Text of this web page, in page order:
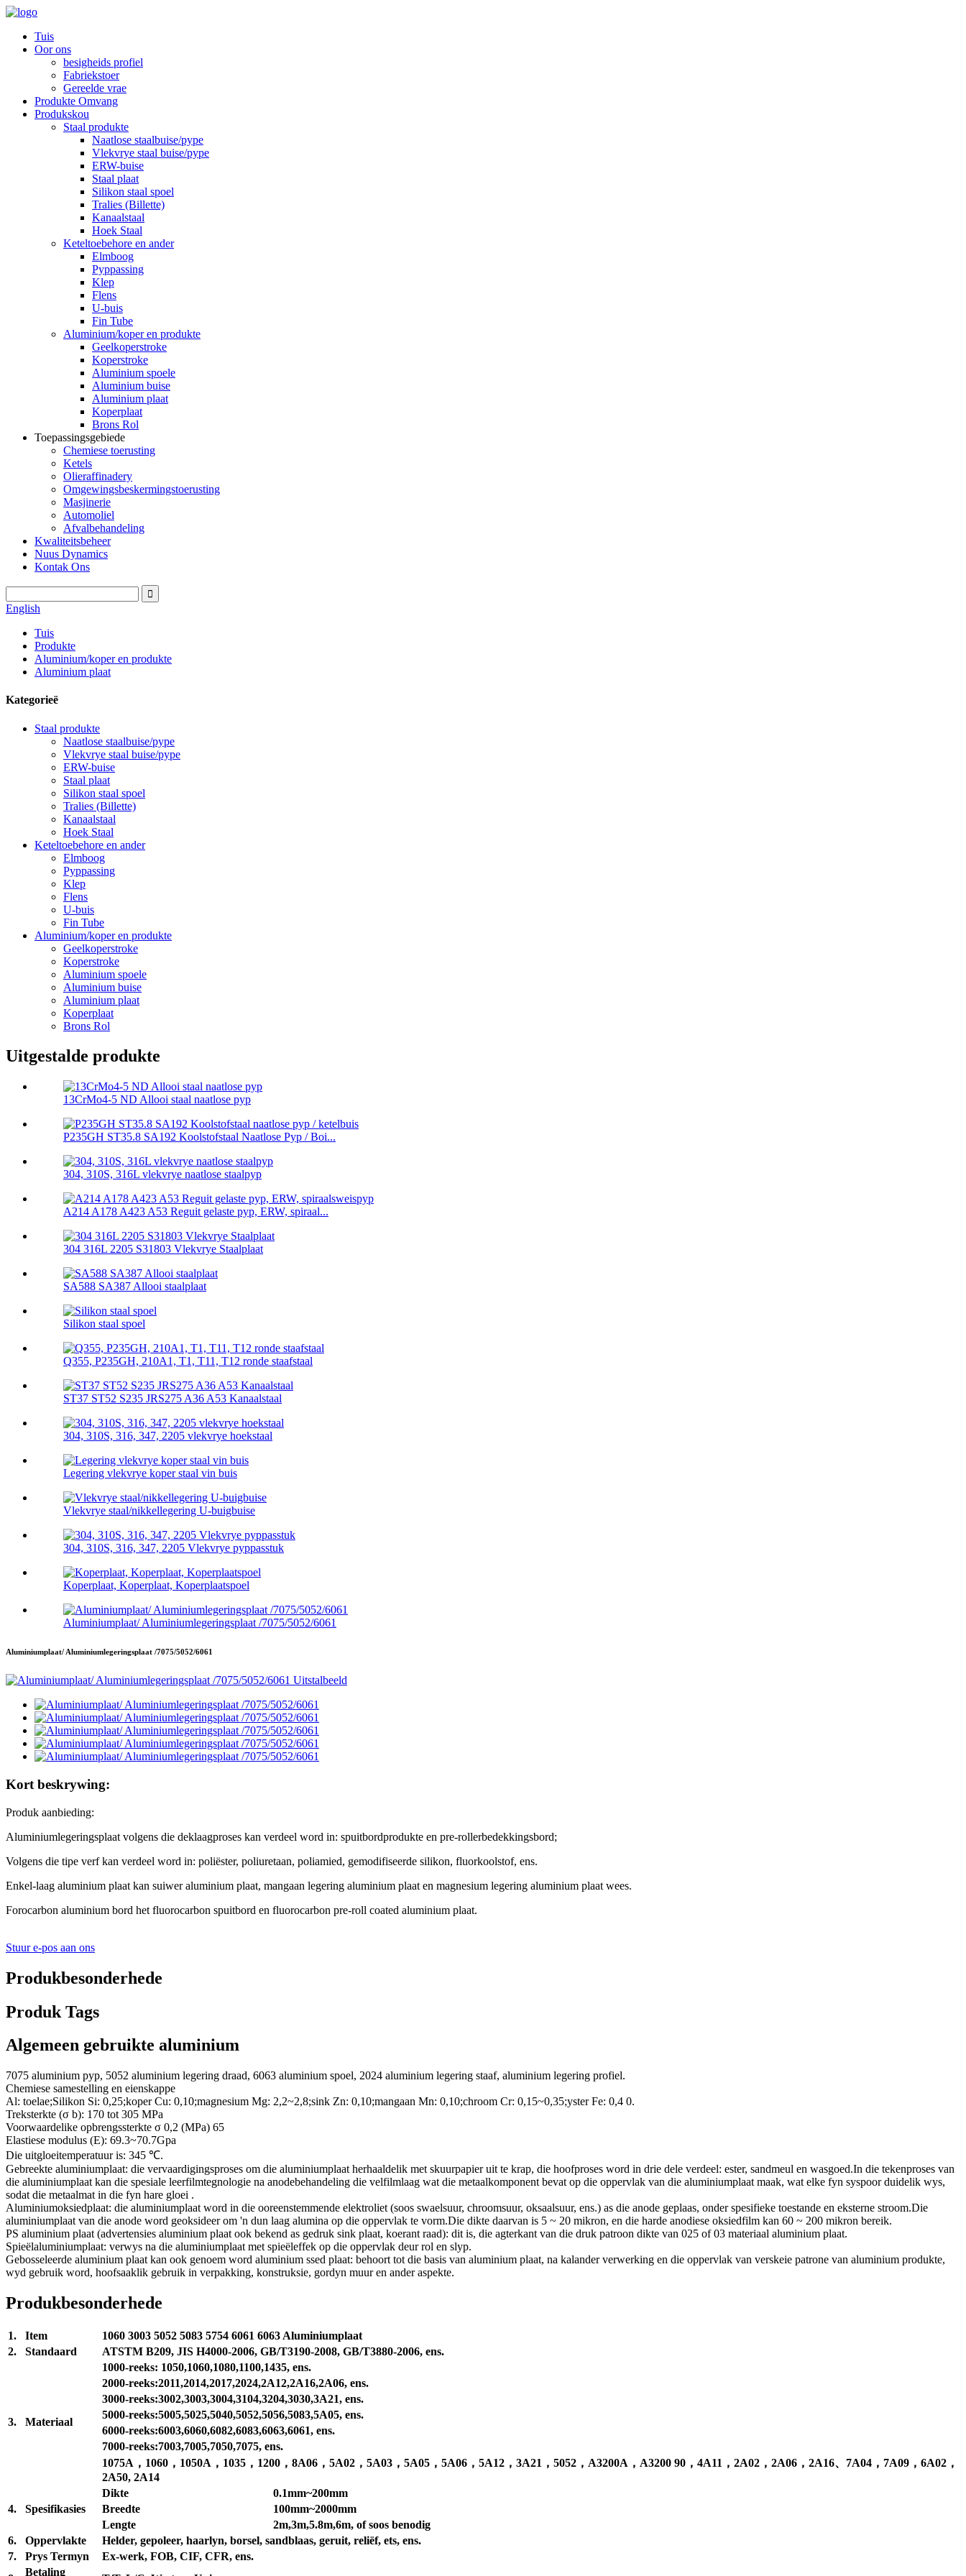
Tuis
Oor ons
besigheids profiel
Fabriekstoer
Gereelde vrae
Produkte Omvang
Produkskou
Staal produkte
Naatlose staalbuise/pype
Vlekvrye staal buise/pype
ERW-buise
Staal plaat
Silikon staal spoel
Tralies (Billette)
Kanaalstaal
Hoek Staal
Keteltoebehore en ander
Elmboog
Pyppassing
Klep
Flens
U-buis
Fin Tube
Aluminium/koper en produkte
Geelkoperstroke
Koperstroke
Aluminium spoele
Aluminium buise
Aluminium plaat
Koperplaat
Brons Rol
Toepassingsgebiede
Chemiese toerusting
Ketels
Olieraffinadery
Omgewingsbeskermingstoerusting
Masjinerie
Automoliel
Afvalbehandeling
Kwaliteitsbeheer
Nuus Dynamics
Kontak Ons
English
Tuis
Produkte
Aluminium/koper en produkte
Aluminium plaat
Kategorieë
Staal produkte
Naatlose staalbuise/pype
Vlekvrye staal buise/pype
ERW-buise
Staal plaat
Silikon staal spoel
Tralies (Billette)
Kanaalstaal
Hoek Staal
Keteltoebehore en ander
Elmboog
Pyppassing
Klep
Flens
U-buis
Fin Tube
Aluminium/koper en produkte
Geelkoperstroke
Koperstroke
Aluminium spoele
Aluminium buise
Aluminium plaat
Koperplaat
Brons Rol
Uitgestalde produkte
13CrMo4-5 ND Allooi staal naatlose pyp
P235GH ST35.8 SA192 Koolstofstaal Naatlose Pyp / Boi...
304, 310S, 316L vlekvrye naatlose staalpyp
A214 A178 A423 A53 Reguit gelaste pyp, ERW, spiraal...
304 316L 2205 S31803 Vlekvrye Staalplaat
SA588 SA387 Allooi staalplaat
Silikon staal spoel
Q355, P235GH, 210A1, T1, T11, T12 ronde staafstaal
ST37 ST52 S235 JRS275 A36 A53 Kanaalstaal
304, 310S, 316, 347, 2205 vlekvrye hoekstaal
Legering vlekvrye koper staal vin buis
Vlekvrye staal/nikkellegering U-buigbuise
304, 310S, 316, 347, 2205 Vlekvrye pyppasstuk
Koperplaat, Koperplaat, Koperplaatspoel
Aluminiumplaat/ Aluminiumlegeringsplaat /7075/5052/6061
Aluminiumplaat/ Aluminiumlegeringsplaat /7075/5052/6061
Kort beskrywing:
Produk aanbieding:
Aluminiumlegeringsplaat volgens die deklaagproses kan verdeel word in: spuitbordprodukte en pre-rollerbedekkingsbord;
Volgens die tipe verf kan verdeel word in: poliëster, poliuretaan, poliamied, gemodifiseerde silikon, fluorkoolstof, ens.
Enkel-laag aluminium plaat kan suiwer aluminium plaat, mangaan legering aluminium plaat en magnesium legering aluminium plaat wees.
Forocarbon aluminium bord het fluorocarbon spuitbord en fluorocarbon pre-roll coated aluminium plaat.
Stuur e-pos aan ons
Produkbesonderhede
Produk Tags
Algemeen gebruikte aluminium
7075 aluminium pyp, 5052 aluminium legering draad, 6063 aluminium spoel, 2024 aluminium legering staaf, aluminium legering profiel.
Chemiese samestelling en eienskappe
Al: toelae;Silikon Si: 0,25;koper Cu: 0,10;magnesium Mg: 2,2~2,8;sink Zn: 0,10;mangaan Mn: 0,10;chroom Cr: 0,15~0,35;yster Fe: 0,4 0.
Treksterkte (σ b): 170 tot 305 MPa
Voorwaardelike opbrengssterkte σ 0,2 (MPa) 65
Elastiese modulus (E): 69.3~70.7Gpa
Die uitgloeitemperatuur is: 345 ℃.
Gebreekte aluminiumplaat: die vervaardigingsproses om die aluminiumplaat herhaaldelik met skuurpapier uit te krap, die hoofproses word in drie dele verdeel: ester, sandmeul en wasgoed.In die tekenproses van
die aluminiumplaat kan die spesiale leerfilmtegnologie na anodebehandeling die velfilmlaag wat die metaalkomponent bevat op die oppervlak van die aluminiumplaat maak, wat elke fyn syspoor duidelik wys,
sodat die metaalmat in die fyn hare gloei .
Aluminiumoksiedplaat: die aluminiumplaat word in die ooreenstemmende elektroliet (soos swaelsuur, chroomsuur, oksaalsuur, ens.) as die anode geplaas, onder spesifieke toestande en eksterne stroom.Die
aluminiumplaat van die anode word geoksideer om 'n dun laag alumina op die oppervlak te vorm.Die dikte daarvan is 5 ~ 20 mikron, en die harde anodiese oksiedfilm kan 60 ~ 200 mikron bereik.
PS aluminium plaat (advertensies aluminium plaat ook bekend as gedruk sink plaat, koerant raad): dit is, die agterkant van die druk patroon dikte van 025 of 03 materiaal aluminium plaat.
Spieëlaluminiumplaat: verwys na die aluminiumplaat met spieëleffek op die oppervlak deur rol en slyp.
Gebosseleerde aluminium plaat kan ook genoem word aluminium ssed plaat: behoort tot die basis van aluminium plaat, na kalander verwerking en die oppervlak van verskeie patrone van aluminium produkte,
wyd gebruik word, hoofsaaklik gebruik in verpakking, konstruksie, gordyn muur en ander aspekte.
Produkbesonderhede
1. Item
1060 3003 5052 5083 5754 6061 6063 Aluminiumplaat
2.
Standaard ATSTM B209, JIS H4000-2006, GB/T3190-2008, GB/T3880-2006, ens.
3. Materiaal
1000-reeks: 1050,1060,1080,1100,1435, ens.
2000-reeks:2011,2014,2017,2024,2A12,2A16,2A06, ens.
3000-reeks:3002,3003,3004,3104,3204,3030,3A21, ens.
5000-reeks:5005,5025,5040,5052,5056,5083,5A05, ens.
6000-reeks:6003,6060,6082,6083,6063,6061, ens.
7000-reeks:7003,7005,7050,7075, ens.
1075A，1060，1050A，1035，1200，8A06，5A02，5A03，5A05，5A06，5A12，3A21，5052，A3200A，A3200 90，4A11，2A02，2A06，2A16、7A04，7A09，6A02，
2A50, 2A14
4. Spesifikasies
Dikte
0.1mm~200mm
Breedte
100mm~2000mm
Lengte
2m,3m,5.8m,6m, of soos benodig
6.
Oppervlakte
Helder, gepoleer, haarlyn, borsel, sandblaas, geruit, reliëf, ets, ens.
7.
Prys Termyn
Ex-werk, FOB, CIF, CFR, ens.
Betaling